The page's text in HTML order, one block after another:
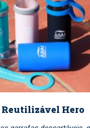
Reutilizável Hero